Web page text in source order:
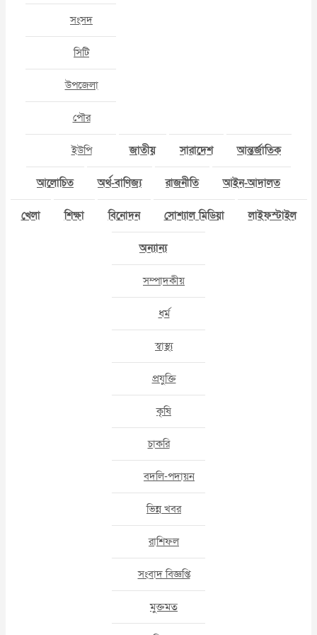
সংসদ
সিটি
উপজেলা
পৌর
ইউপি জাতীয় সারাদেশ আন্তর্জাতিক
আলোচিত অর্থ-বাণিজ্য রাজনীতি আইন-আদালত
খেলা শিক্ষা বিনোদন সোশ্যাল মিডিয়া লাইফস্টাইল
অন্যান্য
সম্পাদকীয়
ধর্ম
স্বাস্থ্য
প্রযুক্তি
কৃষি
চাকরি
বদলি-পদায়ন
ভিন্ন খবর
রাশিফল
সংবাদ বিজ্ঞপ্তি
মুক্তমত